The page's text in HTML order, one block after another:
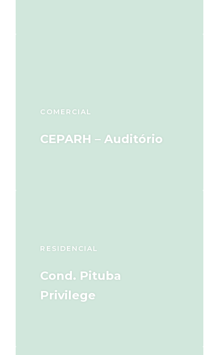
COMERCIAL
CEPARH – Auditório
RESIDENCIAL
Cond. Pituba
Privilege